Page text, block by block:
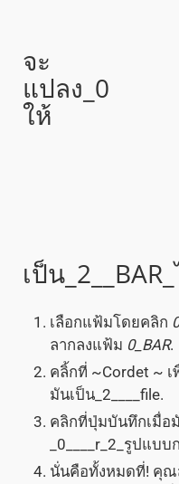
จะ
แปลง_0
ให้
เป็น
เลือกแฟ้มโดยคลิก
ลากลงแฟ้ม 0_BAR.
คลิ้กที่ ~Cordet ~ เ
มันเป็น_2____file.
คลิกที่ปุ่มบันทึกเมื่อ
_0____r_2_รูปแบ
นั่นคือทั้งหมดที่! คุณ